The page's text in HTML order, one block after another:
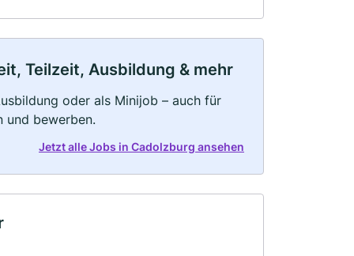
Teilzeit, Ausbildung & mehr
oder als Minijob – auch für
und bewerben.
Jetzt alle Jobs in Cadolzburg ansehen